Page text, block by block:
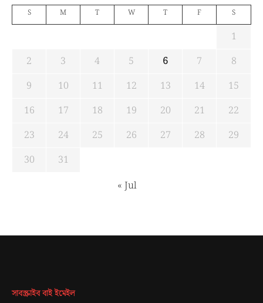
S M T W T F S
1
2
3 4 5 6 7
8
9
10 11 12 13 14
15
16
17 18 19 20 21
22
23
24 25 26 27 28
29
30
31
« Jul
সাবস্ক্রাইব বাই ইমেইল